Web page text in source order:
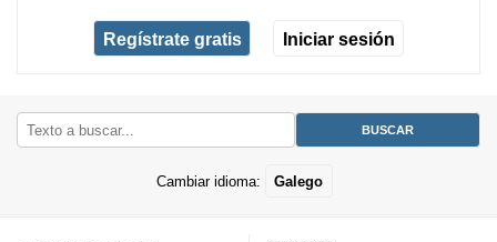
Regístrate gratis Iniciar sesión
Cambiar idioma: Galego